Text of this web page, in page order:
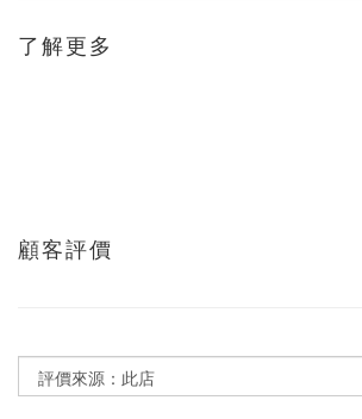
了解更多
顧客評價